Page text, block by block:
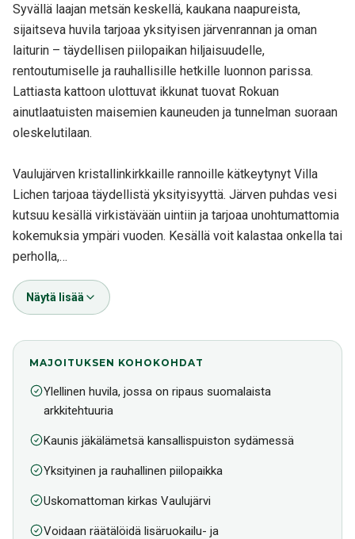
Syvällä laajan metsän keskellä, kaukana naapureista,
sijaitseva huvila tarjoaa yksityisen järvenrannan ja oman
laiturin – täydellisen piilopaikan hiljaisuudelle,
rentoutumiselle ja rauhallisille hetkille luonnon parissa.
Lattiasta kattoon ulottuvat ikkunat tuovat Rokuan
ainutlaatuisten maisemien kauneuden ja tunnelman suoraan
oleskelutilaan.
Vaulujärven kristallinkirkkaille rannoille kätkeytynyt Villa
Lichen tarjoaa täydellistä yksityisyyttä. Järven puhdas vesi
kutsuu kesällä virkistävään uintiin ja tarjoaa unohtumattomia
kokemuksia ympäri vuoden. Kesällä voit kalastaa onkella tai
perholla,…
Näytä lisää
MAJOITUKSEN KOHOKOHDAT
Ylellinen huvila, jossa on ripaus suomalaista
arkkitehtuuria
Kaunis jäkälämetsä kansallispuiston sydämessä
Yksityinen ja rauhallinen piilopaikka
Uskomattoman kirkas Vaulujärvi
Voidaan räätälöidä lisäruokailu- ja